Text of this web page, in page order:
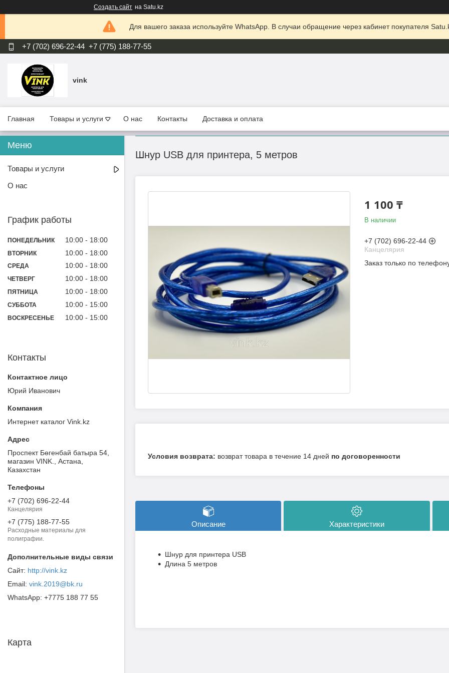
Создать сайт на Satu.kz
Для вашего заказа используйте WhatsApp. В случаи обращение через кабинет покупателя
+7 (702) 696-22-44 +7 (775) 188-77-55
vink
Главная Товары и услуги О нас Контакты Доставка и оплата
Шнур USB для принтера, 5 метров
1 100 ₸
В наличии
+7 (702) 696-22-44
Канцелярия
Заказ только по
возврат товара в течение 14 дней по договоренности
Описание Характеристики
Шнур для принтера USB
Длина 5 метров
Товары и услуги
О нас
График работы
ПОНЕДЕЛЬНИК 10:00 18:00
ВТОРНИК 10:00 18:00
СРЕДА 10:00 18:00
ЧЕТВЕРГ 10:00 18:00
ПЯТНИЦА 10:00 18:00
СУББОТА 10:00 15:00
ВОСКРЕСЕНЬЕ 10:00 15:00
Контакты
Юрий Иванович
Интернет каталог Vink.kz
Проспект Бөгенбай батыра 54,
магазин VINK., Астана,
Казахстан
+7 (702) 696-22-44
Канцелярия
+7 (775) 188-77-55
Расходные материалы для
полиграфии.
http://vink.kz
vink.2019@bk.ru
+7775 188 77 55
Карта